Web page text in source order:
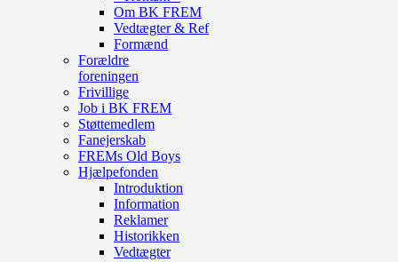
Om BK FREM
Vedtægter & Ref
Formænd
Forældre
foreningen
Frivillige
Job i BK FREM
Støttemedlem
Fanejerskab
FREMs Old Boys
Hjælpefonden
Introduktion
Information
Reklamer
Historikken
Vedtægter